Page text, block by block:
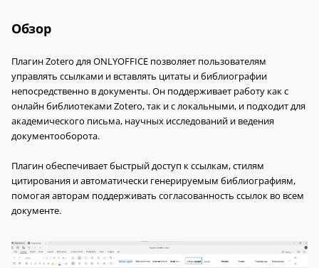
Обзор
Плагин Zotero для ONLYOFFICE позволяет пользователям
управлять ссылками и вставлять цитаты и библиографии
непосредственно в документы. Он поддерживает работу как с
онлайн библиотеками Zotero, так и с локальными, и подходит для
академического письма, научных исследований и ведения
документооборота.
Плагин обеспечивает быстрый доступ к ссылкам, стилям
цитирования и автоматически генерируемым библиографиям,
помогая авторам поддерживать согласованность ссылок во всем
документе.